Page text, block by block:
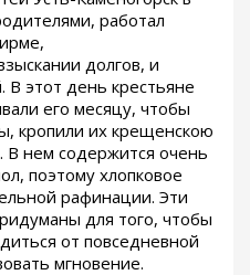
работал
долгов, и
В этот день крестьяне
его месяцу, чтобы
кропили их крещенскою
В нем содержится очень
поэтому хлопковое
рафинации. Эти
для того, чтобы
от повседневной
мгновение.